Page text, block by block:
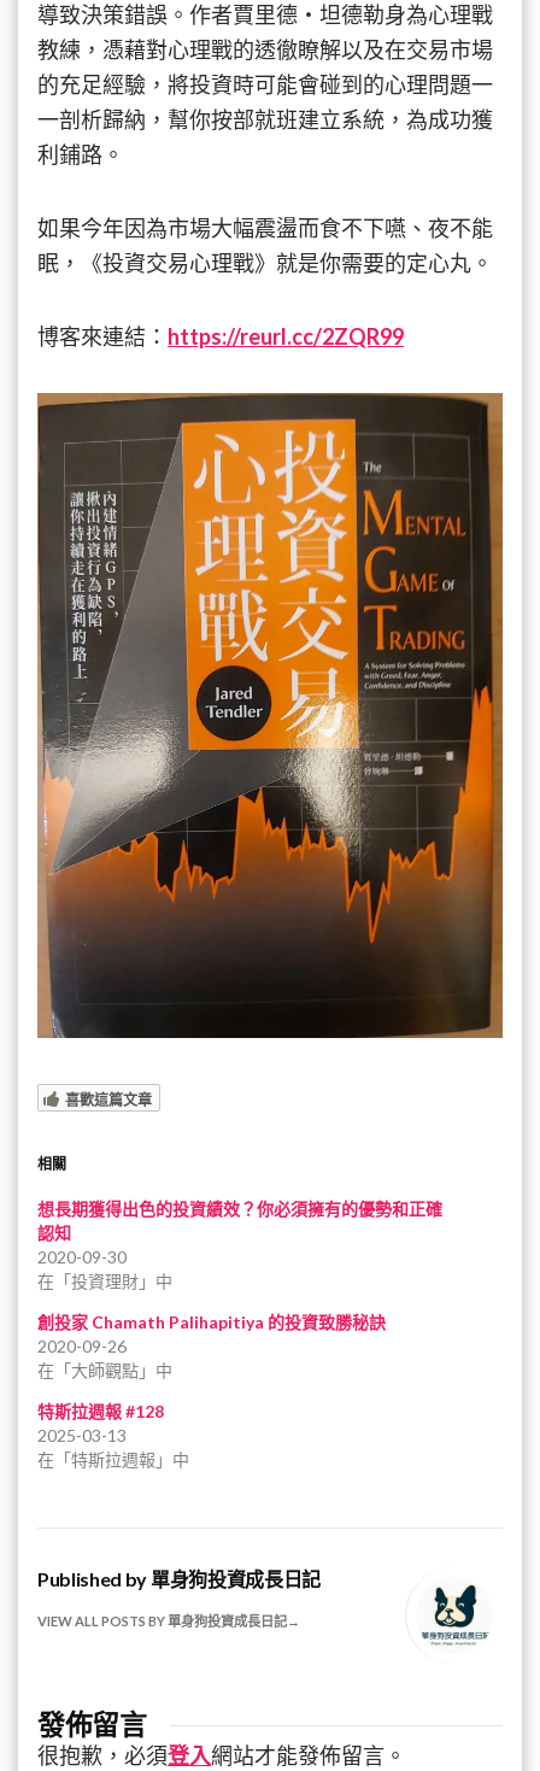
導致決策錯誤。作者賈里德・坦德勒身為心理戰
教練，憑藉對心理戰的透徹瞭解以及在交易市場
的充足經驗，將投資時可能會碰到的心理問題一
一剖析歸納，幫你按部就班建立系統，為成功獲
利鋪路。
如果今年因為市場大幅震盪而食不下嚥、夜不能
眠，《投資交易心理戰》就是你需要的定心丸。
博客來連結： https://reurl.cc/2ZQR99
喜歡這篇文章
相關
想長期獲得出色的投資績效？你必須擁有的優勢和正確
認知
2020-09-30
在「投資理財」中
創投家 Chamath Palihapitiya 的投資致勝秘訣
2020-09-26
在「大師觀點」中
特斯拉週報 #128
2025-03-13
在「特斯拉週報」中
Published by 單身狗投資成長日記
VIEW ALL POSTS BY 單身狗投資成長日記
發佈留言
很抱歉，必須登入網站才能發佈留言。